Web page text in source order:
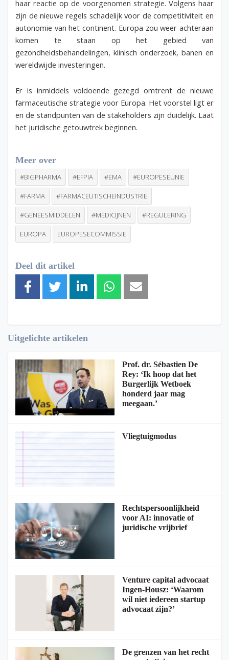
haar reactie op de voorgenomen strategie. Volgens haar
zijn de nieuwe regels schadelijk voor de competitiviteit en
autonomie van het continent. Europa zou weer achteraan
komen te staan op het gebied van
gezondheidsbehandelingen, klinisch onderzoek, banen en
wereldwijde investeringen.
Er is inmiddels voldoende gezegd omtrent de nieuwe
farmaceutische strategie voor Europa. Het voorstel ligt er
en de standpunten van de stakeholders zijn duidelijk. Laat
het juridische getouwtrek beginnen.
Meer over
#BIGPHARMA #EFPIA #EMA #EUROPESEUNIE
#FARMA #FARMACEUTISCHEINDUSTRIE
#GENEESMIDDELEN #MEDICIJNEN #REGULERING
EUROPA EUROPESECOMMISSIE
Deel dit artikel
Uitgelichte artikelen
Prof. dr. Sébastien De
Rey: ‘Ik hoop dat het
Burgerlijk Wetboek
honderd jaar mag
meegaan.’
Vliegtuigmodus
Rechtspersoonlijkheid
voor AI: innovatie of
juridische vrijbrief
Venture capital advocaat
Ingen-Housz: ‘Waarom
wil niet iedereen startup
advocaat zijn?’
De grenzen van het recht